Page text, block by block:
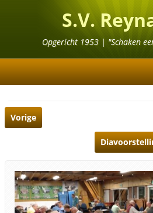
S.V.
Opgericht 1953 | "Schaken
Vorige